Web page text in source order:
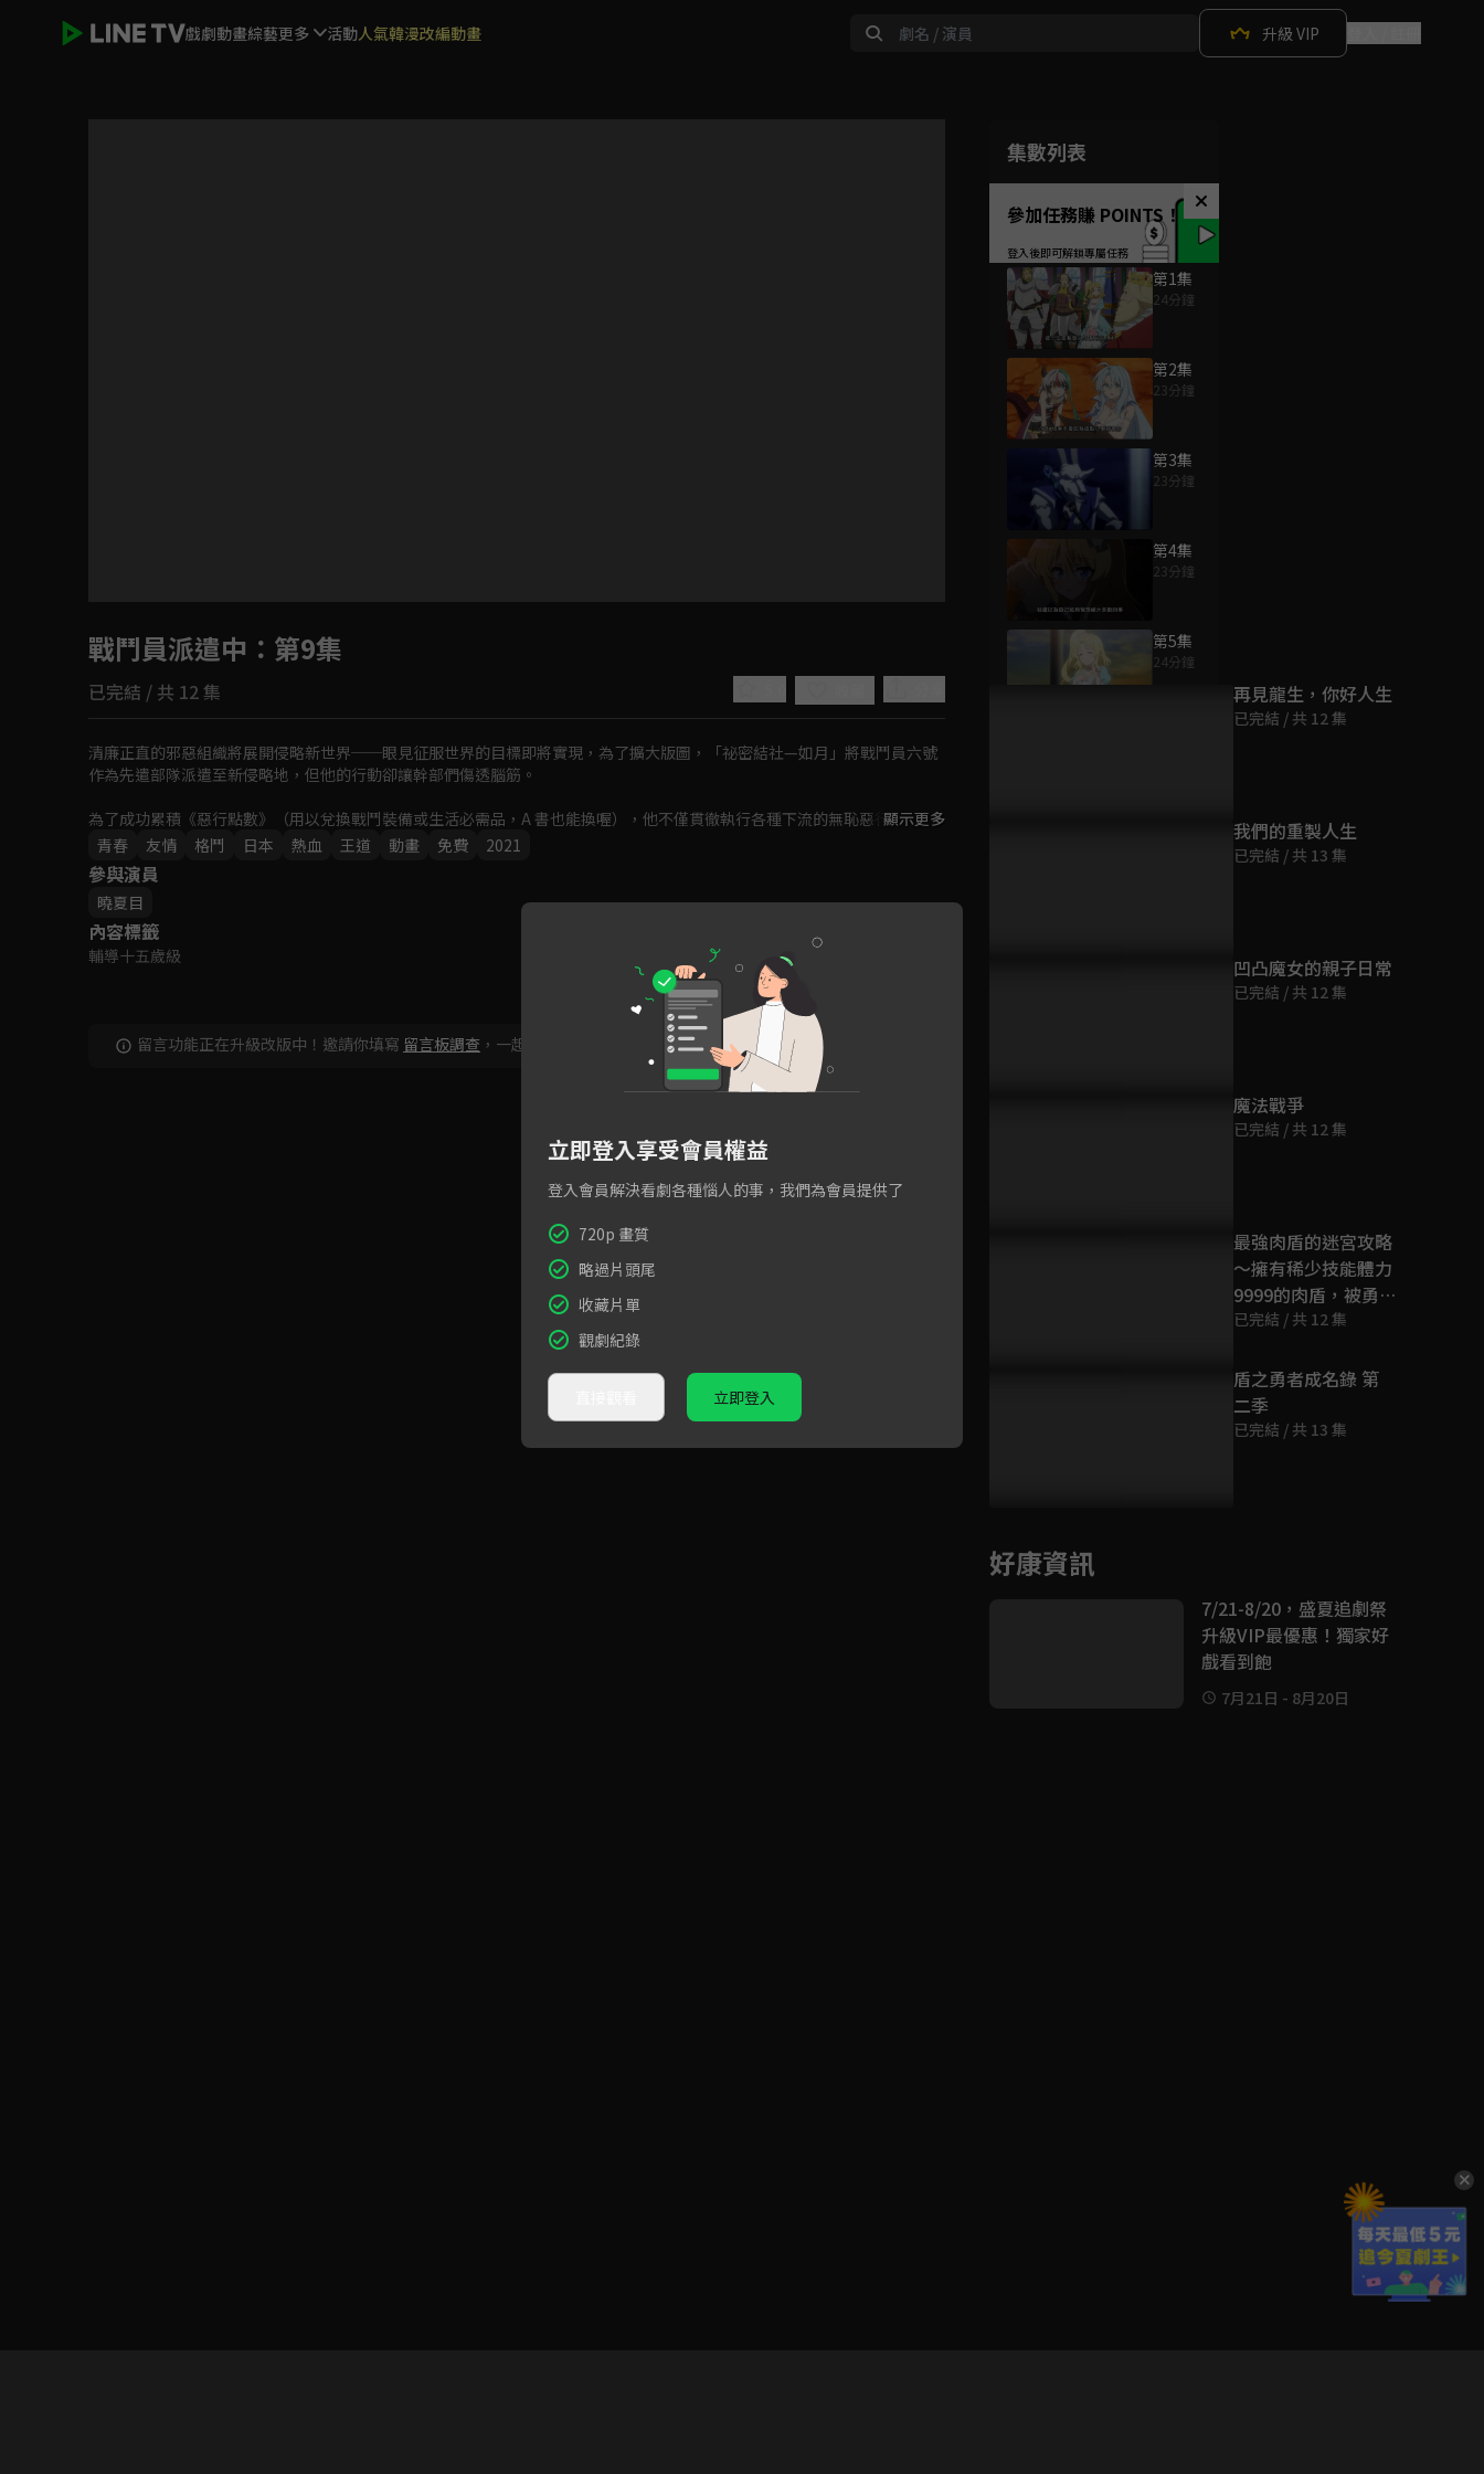
戲劇動畫綜藝更多 活動人氣韓漫改編動畫 升級 VIP
如有不便請見諒
集數列表
參加任務賺 POINTS！
第1集
24分鐘
第2集
23分鐘
第3集
23分鐘
第4集
23分鐘
第5集
24分鐘
戰鬥員派遣中 ：第9集
已完結 / 共 12 集
清廉正直的邪惡組織將展開侵略新世界──眼見征服世界的目標即將實現，為了擴大版圖，「祕密結社—如月」將戰鬥員六號
作為先遣部隊派遣至新侵略地，但他的行動卻讓幹部們傷透腦筋。
為了成功累積《惡行點數》（用以兌換戰鬥裝備或生活必需品，A 書也能換喔），他不僅貫徹執行各種下流的無恥惡行，並做
出一連串暴走的人渣發言⋯
顯示更多
青春
友情 格鬥 日本 熱血 王道 動畫 免費 2021
參與演員
曉夏目
內容標籤
輔導十五歲級
留言功能正在升級改版中！邀請你填寫 留言板調查 ，一起共創新版留言功能！
為您推薦
再見龍生，你好人生
已完結 / 共 12 集
我們的重製人生
已完結 / 共 13 集
凹凸魔女的親子日常
已完結 / 共 12 集
魔法戰爭
已完結 / 共 12 集
最強肉盾的迷宮攻略
～擁有稀少技能體力
9999的肉盾，被勇
者隊伍辭退了～
已完結 / 共 12 集
盾之勇者成名錄 第
二季
已完結 / 共 13 集
好康資訊
7/21-8/20，盛夏追劇祭
升級VIP最優惠！獨家好
戲看到飽
7月21日 - 8月20日
立即登入享受會員權益
登入會員解決看劇各種惱人的事，我們為會員提供了
720p 畫質
略過片頭尾
收藏片單
觀劇紀錄
立即登入